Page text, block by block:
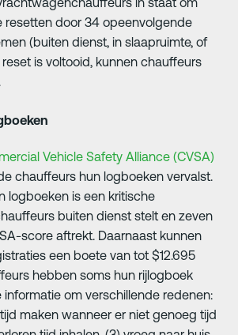
resetten door 34 opeenvolgende
(buiten dienst, in slaapruimte, of
is voltooid, kunnen chauffeurs
Vehicle Safety Alliance (CVSA)
chauffeurs hun logboeken vervalst.
logboeken is een kritische
buiten dienst stelt en zeven
score aftrekt. Daarnaast kunnen
een boete van tot $12.695
hebben soms hun rijlogboek
om verschillende redenen:
maken wanneer er niet genoeg tijd